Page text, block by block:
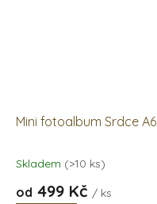
Mini fotoalbum Srdce A6
Průměrné
produktu
Skladem (>10 ks)
od 499 Kč / ks